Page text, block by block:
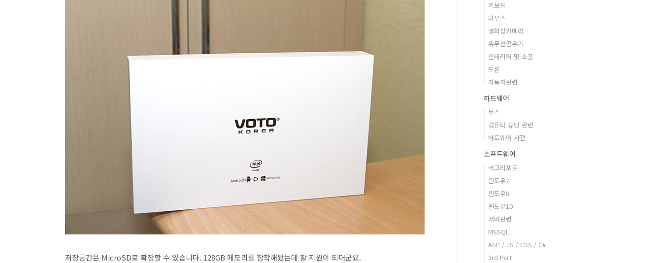
저장공간은 MicroSD로 확장할 수 있습니다. 128GB 메모리를 장착해봤는데 잘 지원이 되더군요.
키보드
마우스
열화상카메라
유무선공유기
인테리어 및 소품
드론
자동차관련
하드웨어
뉴스
컴퓨터 튜닝 관련
하드웨어 사전
소프트웨어
버그리포트
윈도우7
윈도우8
윈도우10
서버관련
MSSQL
ASP / JS / CSS / C#
3rd Part